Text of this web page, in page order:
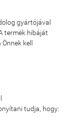
gyártójával
termék hibáját
kell
tudja, hogy: